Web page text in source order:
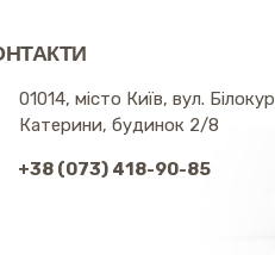
01014, місто Київ, вул. Білокур
Катерини, будинок 2/8
+38 (073) 418-90-85